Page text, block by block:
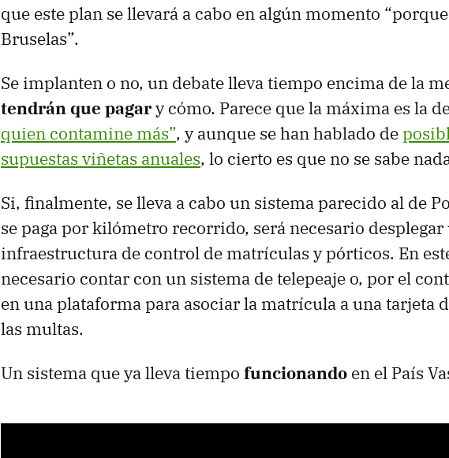
que este plan se llevará a cabo en algún momento
Bruselas”.
Se implanten o no, un debate lleva tiempo encima de la
tendrán que pagary cómo. Parece que la máxima es la
quien contamine más”, y aunque se han hablado de
supuestas viñetas anuales, lo cierto es que no se sabe
Si, finalmente, se lleva a cabo un sistema parecido al de
se paga por kilómetro recorrido, será necesario
infraestructura de control de matrículas y pórticos. En
necesario contar con un sistema de telepeaje o, por el
en una plataforma para asociar la matrícula a una tarjeta
las multas.
Un sistema que ya lleva tiempo funcionando en el País